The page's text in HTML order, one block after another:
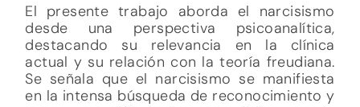
El presente trabajo aborda el narcisismo
desde una perspectiva psicoanalítica,
destacando su relevancia en la clínica
actual y su relación con la teoría freudiana.
Se señala que el narcisismo se manifiesta
en la intensa búsqueda de reconocimiento y